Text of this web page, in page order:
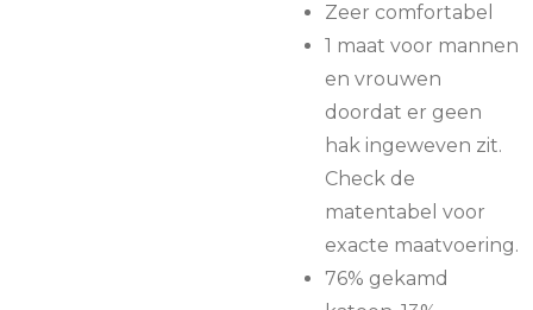
Zeer comfortabel
1 maat voor mannen
en vrouwen
doordat er geen
hak ingeweven zit.
Check de
matentabel voor
exacte maatvoering.
76% gekamd